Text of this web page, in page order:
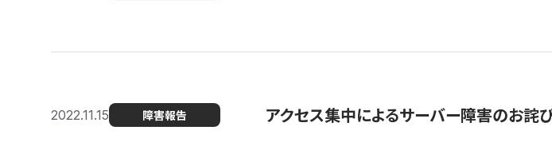
2022.11.15 障害報告 アクセス集中によるサーバー障害のお詫